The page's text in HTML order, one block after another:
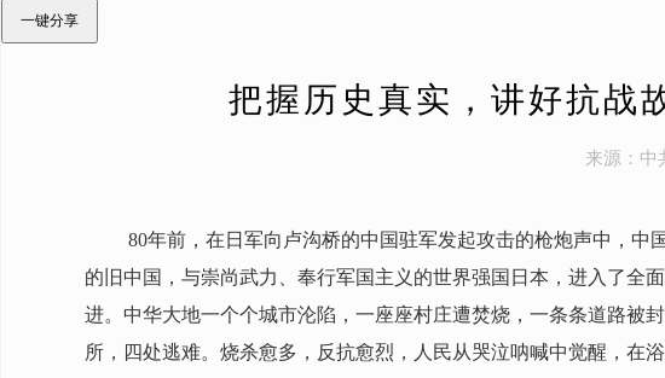
一键分享
把握历史真实，讲好抗战
来源：中
80年前，在日军向卢沟桥的中国驻军发起攻击的枪炮声中，
的旧中国，与崇尚武力、奉行军国主义的世界强国日本，进入了全
进。中华大地一个个城市沦陷，一座座村庄遭焚烧，一条条道路被
所，四处逃难。烧杀愈多，反抗愈烈，人民从哭泣呐喊中觉醒，在